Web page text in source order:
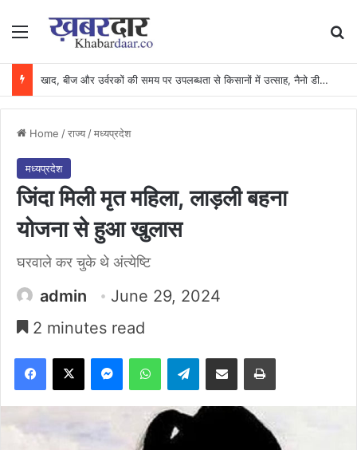
Menu
खाद, बीज और उर्वरकों की समय पर उपलब्धता से किसानों में उत्साह, नैनो डीएपी और नैनो यूरिया बने किसानों के भरोसेमंद कृषि साथी…..
Home /राज्य /मध्यप्रदेश
मध्यप्रदेश
जिंदा मिली मृत महिला, लाड़ली बहना
योजना से हुआ खुलास
घरवाले कर चुके थे अंत्येष्टि
admin
June 29, 2024
2 minutes read
Facebook
X MessengerWhatsAppTelegramShare via Email Print